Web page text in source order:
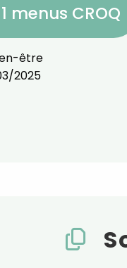
menus CROQ
être
2025